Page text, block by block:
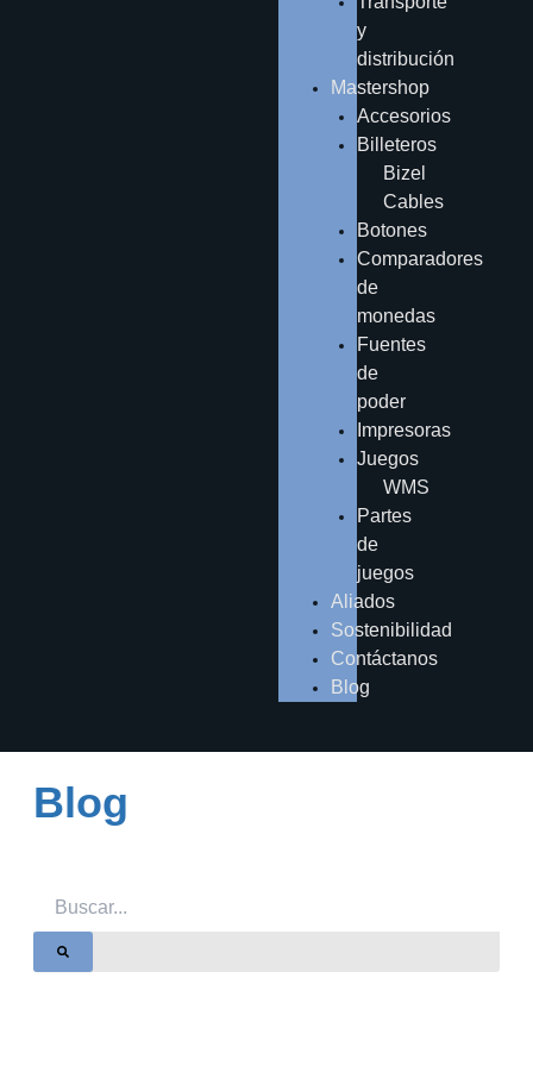
y
distribución
Mastershop
Accesorios
Billeteros
Bizel
Cables
Botones
Comparadores
de
monedas
Fuentes
de
poder
Impresoras
Juegos
WMS
Partes
de
juegos
Aliados
Sostenibilidad
Contáctanos
Blog
Blog